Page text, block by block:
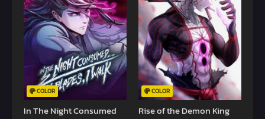
COLOR
In The Night Consumed
COLOR
Rise of the Demon King